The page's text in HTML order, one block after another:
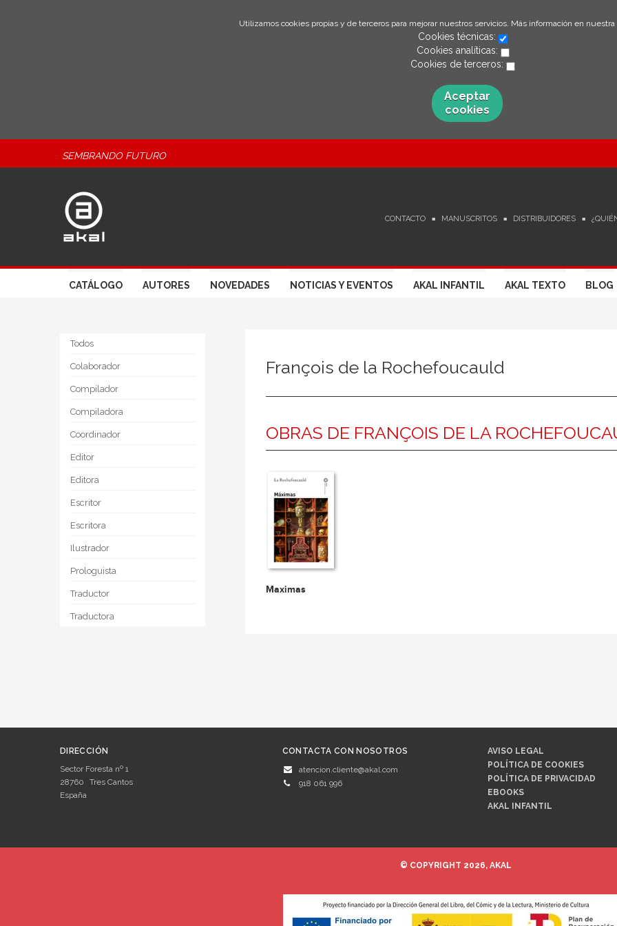
Utilizamos cookies propias y de terceros para mejorar nuestros servicios. Más información en nuestra
Cookies técnicas:
Cookies analíticas:
Cookies de terceros:
Aceptar
cookies
SEMBRANDO FUTURO
CONTACTO MANUSCRITOS DISTRIBUIDORES
CATÁLOGO AUTORES NOVEDADES NOTICIAS Y EVENTOS AKAL INFANTIL AKAL TEXTO BLOG
Todos
Colaborador
Compilador
Compiladora
Coordinador
Editor
Editora
Escritor
Escritora
Ilustrador
Prologuista
Traductor
Traductora
François de la Rochefoucauld
OBRAS DE FRANÇOIS DE LA
Maximas
DIRECCIÓN
Sector Foresta nº 1
28760
Tres Cantos
España
CONTACTA CON NOSOTROS
atencion.cliente@akal.com
918 061 996
AVISO LEGAL
POLÍTICA DE COOKIES
POLÍTICA DE PRIVACIDAD
EBOOKS
AKAL INFANTIL
© COPYRIGHT 2026, AKAL